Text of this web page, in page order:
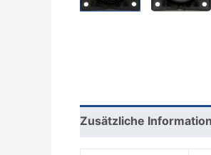
Zusätzliche Information